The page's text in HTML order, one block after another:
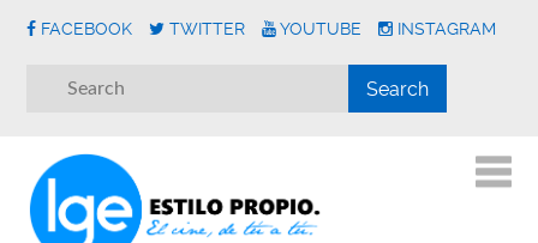
FACEBOOK TWITTER YOUTUBE INSTAGRAM